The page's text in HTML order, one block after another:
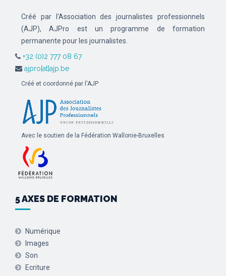
Créé par l'Association des journalistes professionnels
(AJP), AJPro est un programme de formation
permanente pour les journalistes.
+32 (0)2 777 08 67
ajpro[at]ajp.be
Créé et coordonné par l'AJP
Avec le soutien de la Fédération Wallonie-Bruxelles
5 AXES DE FORMATION
Numérique
Images
Son
Ecriture